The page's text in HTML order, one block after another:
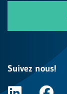
Suivez nous!